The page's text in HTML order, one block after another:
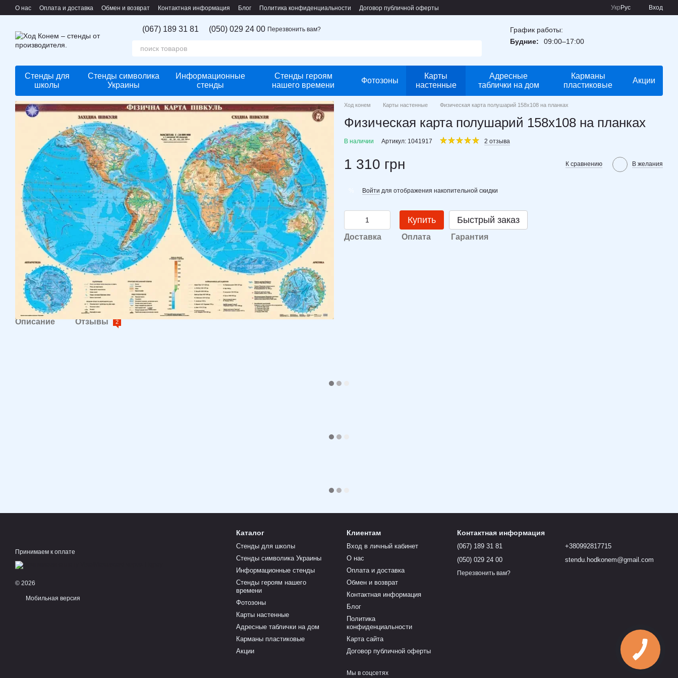
Перейти к основному контенту
О нас Оплата и доставка Обмен и возврат Контактная информация Блог Политика конфиденциальности Договор публичной оферты Укр Рус Вход
(067) 189 31 81 (050) 029 24 00 Перезвонить вам?
График работы:
Будние:
09:00–17:00
Стенды для
школы
Стенды символика
Украины
Информационные
стенды
Стенды героям
нашего времени
Фотозоны
Карты
настенные
Адресные
таблички на дом
Карманы
пластиковые
Акции
Описание Отзывы 2
Ход конем Карты настенные Физическая карта полушарий 158х108 на планках
Физическая карта полушарий 158х108 на планках
В наличии Артикул: 1041917 2 отзыва
1 310 грн К сравнению В желания
Войти для отображения накопительной скидки
Купить Быстрый заказ
Доставка Оплата Гарантия
Принимаем к оплате
© 2026
Мобильная версия
Каталог
Стенды для школы
Стенды символика Украины
Информационные стенды
Стенды героям нашего
времени
Фотозоны
Карты настенные
Адресные таблички на дом
Карманы пластиковые
Акции
Клиентам
Вход в личный кабинет
О нас
Оплата и доставка
Обмен и возврат
Контактная информация
Блог
Политика
конфиденциальности
Карта сайта
Договор публичной оферты
Мы в соцсетях
Контактная информация
(067) 189 31 81
(050) 029 24 00
Перезвонить вам?
+380992817715
stendu.hodkonem@gmail.com